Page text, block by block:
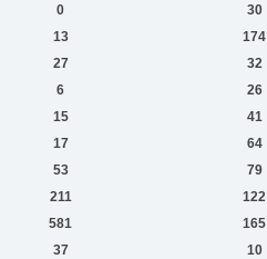
0 30
13 174
27 32
6 26
15 41
17 64
53 79
211 122
581 165
37 10